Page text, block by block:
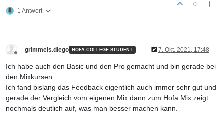
1 Antwort
0
grimmels.diego HOFA-COLLEGE STUDENT 7. Okt. 2021, 17:48
Ich habe auch den Basic und den Pro gemacht und bin gerade bei
den Mixkursen.
Ich fand bislang das Feedback eigentlich auch immer sehr gut und
gerade der Vergleich vom eigenen Mix dann zum Hofa Mix zeigt
nochmals deutlich auf, was man besser machen kann.